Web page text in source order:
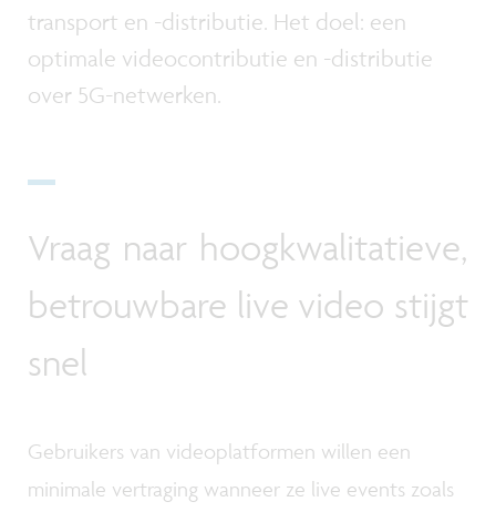
transport en -distributie. Het doel: een
optimale videocontributie en -distributie
over 5G-netwerken.
Vraag naar hoogkwalitatieve,
betrouwbare live video stijgt
snel
Gebruikers van videoplatformen willen een
minimale vertraging wanneer ze live events zoals